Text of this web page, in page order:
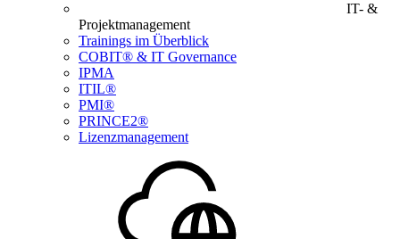
IT- &
Projektmanagement
Trainings im Überblick
COBIT® & IT Governance
IPMA
ITIL®
PMI®
PRINCE2®
Lizenzmanagement